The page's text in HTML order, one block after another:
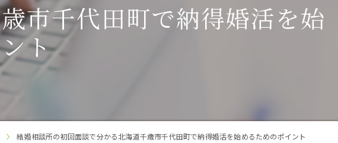
シングルマザー
市千代田町で納得婚活を始
ト
結婚相談所の初回面談で分かる北海道千歳市千代田町で納得婚活を始めるためのポイント